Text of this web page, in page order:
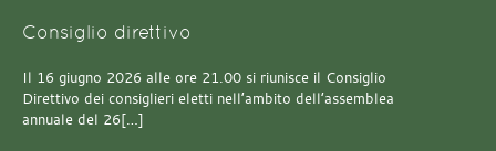
Consiglio direttivo
Il 16 giugno 2026 alle ore 21.00 si riunisce il Consiglio
Direttivo dei consiglieri eletti nell’ambito dell’assemblea
annuale del 26[…]